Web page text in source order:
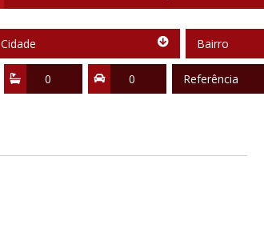
Cidade Bairro
Suítes Vagas